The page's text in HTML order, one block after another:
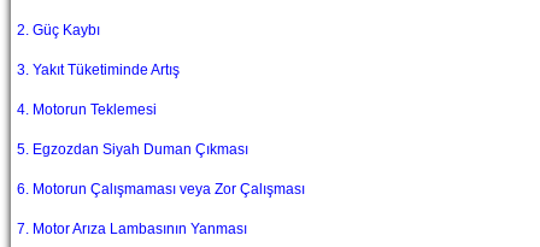
2. Güç Kaybı
3. Yakıt Tüketiminde Artış
4. Motorun Teklemesi
5. Egzozdan Siyah Duman Çıkması
6. Motorun Çalışmaması veya Zor Çalışması
7. Motor Arıza Lambasının Yanması